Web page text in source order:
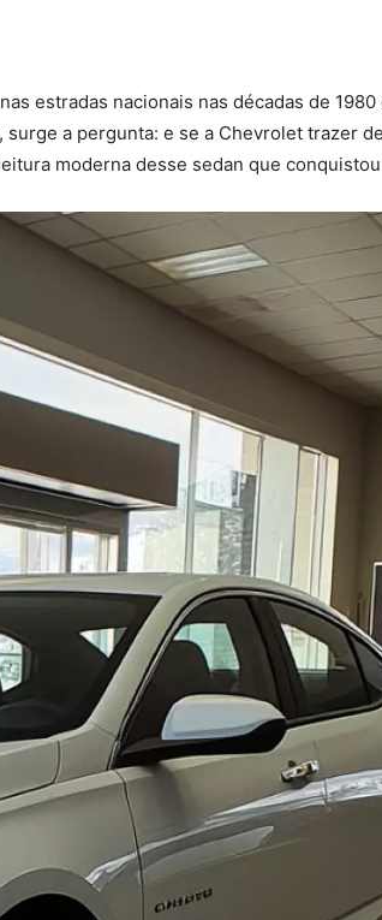
estradas nacionais nas décadas de 1980
a pergunta: e se a Chevrolet trazer
moderna desse sedan que